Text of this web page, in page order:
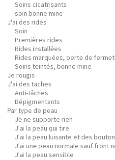
Soins cicatrisants
soin bonne mine
J'ai des rides
Soin
Premières rides
Rides installées
Rides marquées, perte de
Soins teintés, bonne mine
Je rougis
J'ai des taches
Anti-tâches
Dépigmentants
Par type de peau
Je ne supporte rien
J'ai la peau qui tire
J'ai la peau luisante et des
J'ai une peau normale sauf front
J'ai la peau sensible